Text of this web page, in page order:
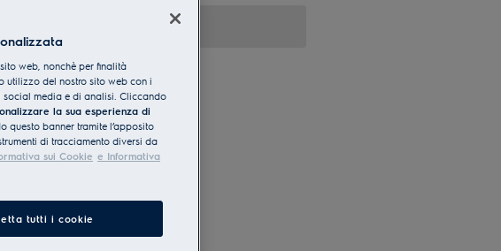
web, nonchè per finalità
utilizzo del nostro sito web con i
media e di analisi. Cliccando
la sua esperienza di
questo banner tramite l’apposito
di tracciamento diversi da
sui Cookie e Informativa
tutti i cookie